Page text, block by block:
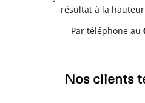
résultat à la
Par téléphone au
Nos clients